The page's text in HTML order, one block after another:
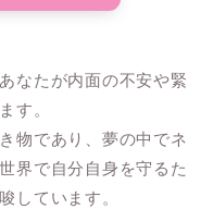
なたが内面の不安や緊
す。
物であり、夢の中でネ
界で自分自身を守るた
しています。